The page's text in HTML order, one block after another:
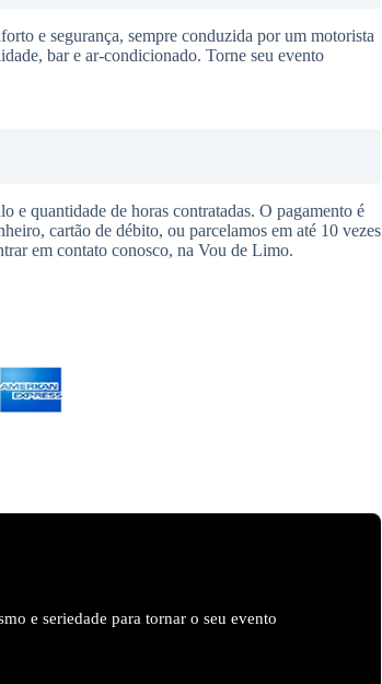
e segurança, sempre conduzida por um motorista
bar e ar-condicionado. Torne seu evento
e quantidade de horas contratadas. O pagamento é
cartão de débito, ou parcelamos em até 10 vezes
em contato conosco, na Vou de Limo.
e seriedade para tornar o seu evento